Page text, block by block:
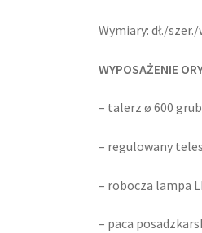
Wymiary: dł./
WYPOSAŻENIE
– talerz ø 600
– regulowany
– robocza lampa
– paca